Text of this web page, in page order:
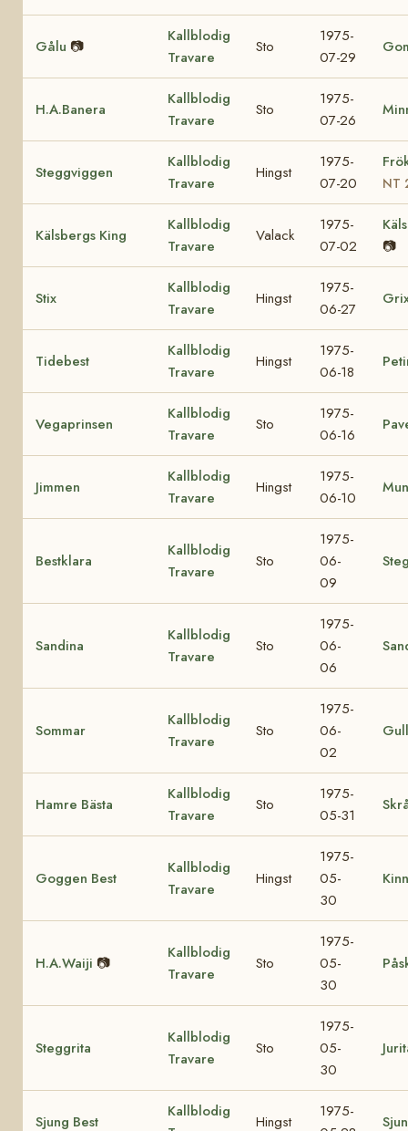
Gålu 📷
Kallblodig
Travare
Sto
1975-
07-29
H.A.Banera
Kallblodig
Travare
Sto
1975-
07-26
Steggviggen
Kallblodig
Travare
Hingst
1975-
07-20
NT
Kälsbergs King
Kallblodig
Travare
Valack
1975-
07-02
📷
Stix
Kallblodig
Travare
Hingst
1975-
06-27
Tidebest
Kallblodig
Travare
Hingst
1975-
06-18
Vegaprinsen
Kallblodig
Travare
Sto
1975-
06-16
Jimmen
Kallblodig
Travare
Hingst
1975-
06-10
Bestklara
Kallblodig
Travare
Sto
1975-
06-
09
Sandina
Kallblodig
Travare
Sto
1975-
06-
06
Sommar
Kallblodig
Travare
Sto
1975-
06-
02
Hamre Bästa
Kallblodig
Travare
Sto
1975-
05-31
Goggen Best
Kallblodig
Travare
Hingst
1975-
05-
30
H.A.Waiji 📷
Kallblodig
Travare
Sto
1975-
05-
30
Steggrita
Kallblodig
Travare
Sto
1975-
05-
30
Sjung Best
Kallblodig
Hingst
1975-